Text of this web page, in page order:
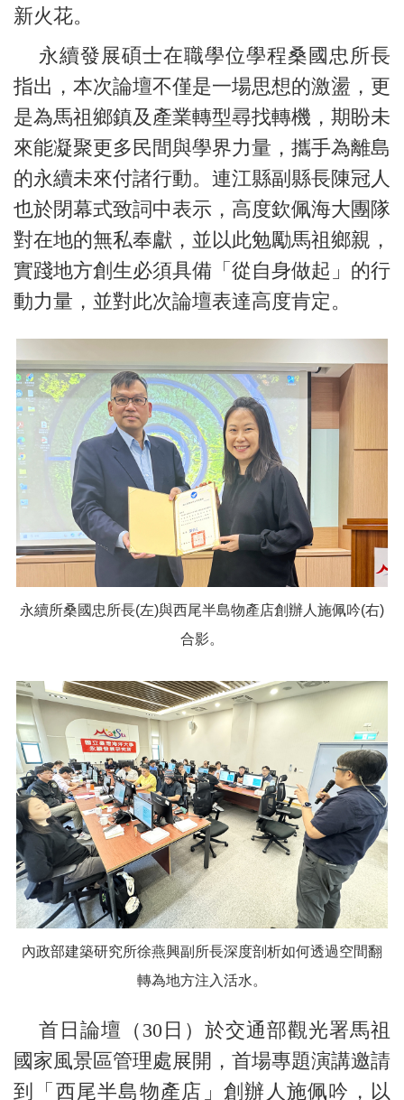
新火花。
永續發展碩士在職學位學程桑國忠所長
指出，本次論壇不僅是一場思想的激盪，更
是為馬祖鄉鎮及產業轉型尋找轉機，期盼未
來能凝聚更多民間與學界力量，攜手為離島
的永續未來付諸行動。連江縣副縣長陳冠人
也於閉幕式致詞中表示，高度欽佩海大團隊
對在地的無私奉獻，並以此勉勵馬祖鄉親，
實踐地方創生必須具備「從自身做起」的行
動力量，並對此次論壇表達高度肯定。
永續所桑國忠所長(左)與西尾半島物產店創辦人施佩吟(右)
合影。
內政部建築研究所徐燕興副所長深度剖析如何透過空間翻
轉為地方注入活水。
首日論壇（30日）於交通部觀光署馬祖
國家風景區管理處展開，首場專題演講邀請
到「西尾半島物產店」創辦人施佩吟，以